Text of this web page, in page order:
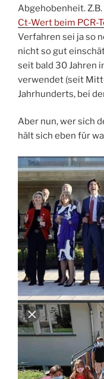
Abgehobenheit.
Ct-Wert beim PCR-
Verfahren sei ja so
nicht so gut
seit bald 30 Jahren
verwendet (seit
Jahrhunderts, bei
Aber nun, wer sich
hält sich eben für